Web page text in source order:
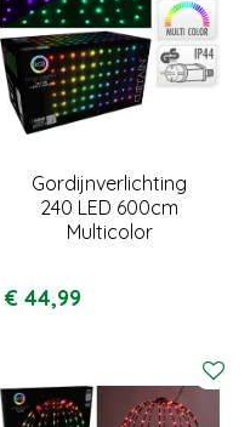
Gordijnverlichting
240 LED 600cm
Multicolor
€ 44,99